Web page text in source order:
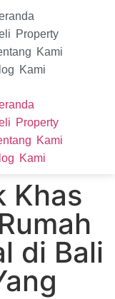
Property
Kami
Kami
Property
Kami
Kami
Khas
di Bali